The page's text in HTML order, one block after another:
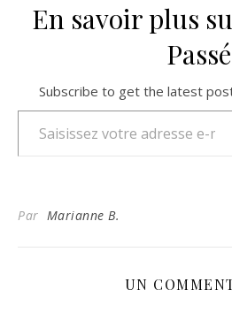
En savoir plus
Passé
Subscribe to get the latest
Saisissez votre adresse e-mail…
Par Marianne B.
UN